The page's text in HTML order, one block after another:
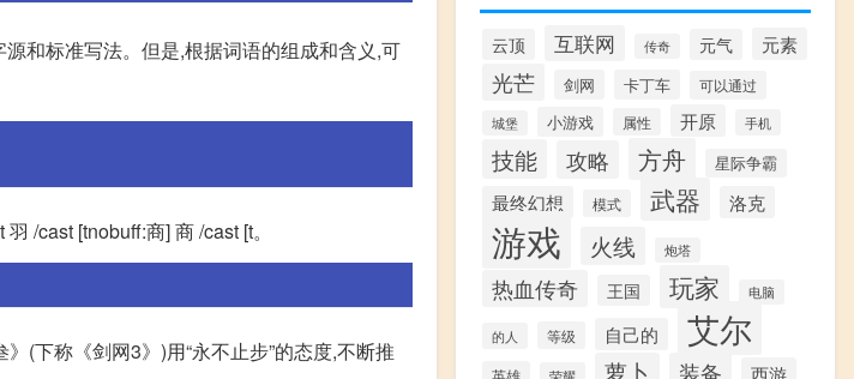
和标准写法。但是,根据词语的组成和含义,可
/cast [tnobuff:商] 商 /cast [t。
(下称《剑网3》)用“永不止步”的态度,不断推
云顶 互联网 传奇 元气 元素
光芒 剑网 卡丁车 可以通过
城堡 小游戏 属性 开原 手机
技能 攻略 方舟 星际争霸
最终幻想 模式 武器 洛克
游戏 火线 炮塔
热血传奇 王国 玩家 电脑
的人 等级 自己的 艾尔
荣耀 萝卜 装备 西游